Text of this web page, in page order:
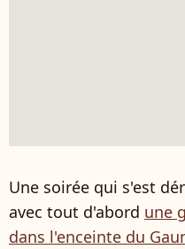
Une soirée qui s'est
avec tout d'abord une
dans l'enceinte du